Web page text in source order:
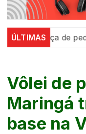
ÚLTIMASde
Vôlei de
Maringá
base na